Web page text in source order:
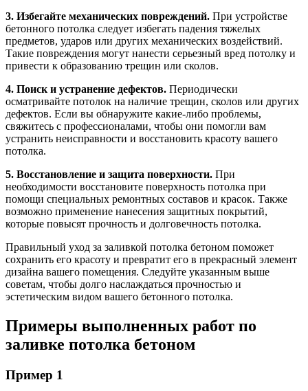
3. Избегайте механических повреждений. При устройстве
бетонного потолка следует избегать падения тяжелых
предметов, ударов или других механических воздействий.
Такие повреждения могут нанести серьезный вред потолку и
привести к образованию трещин или сколов.
4. Поиск и устранение дефектов. Периодически
осматривайте потолок на наличие трещин, сколов или других
дефектов. Если вы обнаружите какие-либо проблемы,
свяжитесь с профессионалами, чтобы они помогли вам
устранить неисправности и восстановить красоту вашего
потолка.
5. Восстановление и защита поверхности. При
необходимости восстановите поверхность потолка при
помощи специальных ремонтных составов и красок. Также
возможно применение нанесения защитных покрытий,
которые повысят прочность и долговечность потолка.
Правильный уход за заливкой потолка бетоном поможет
сохранить его красоту и превратит его в прекрасный элемент
дизайна вашего помещения. Следуйте указанным выше
советам, чтобы долго наслаждаться прочностью и
эстетическим видом вашего бетонного потолка.
Примеры выполненных работ по
заливке потолка бетоном
Пример 1